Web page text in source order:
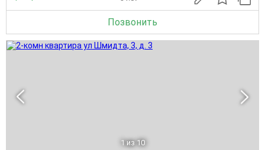
Позвонить
1 из 10